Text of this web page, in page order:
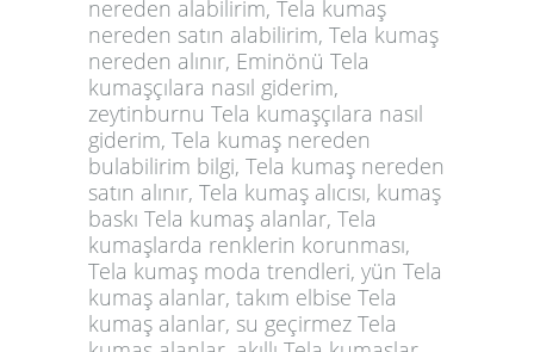
nereden alabilirim, Tela kumaş
nereden satın alabilirim, Tela kumaş
nereden alınır, Eminönü Tela
kumaşçılara nasıl giderim,
zeytinburnu Tela kumaşçılara nasıl
giderim, Tela kumaş nereden
bulabilirim bilgi, Tela kumaş nereden
satın alınır, Tela kumaş alıcısı, kumaş
baskı Tela kumaş alanlar, Tela
kumaşlarda renklerin korunması,
Tela kumaş moda trendleri, yün Tela
kumaş alanlar, takım elbise Tela
kumaş alanlar, su geçirmez Tela